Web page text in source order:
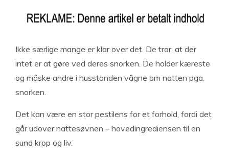
Ikke særlige mange er klar over det. De tror, at der
intet er at gøre ved deres snorken. De holder kæreste
og måske andre i husstanden vågne om natten pga.
snorken.
Det kan være en stor pestilens for et forhold, fordi det
går udover nattesøvnen – hovedingrediensen til en
sund krop og liv.